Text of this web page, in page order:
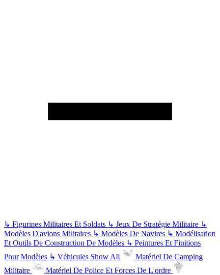
↳ Figurines Militaires Et Soldats ↳ Jeux De Stratégie Militaire ↳
Modèles D'avions Militaires ↳ Modèles De Navires ↳ Modélisation
Et Outils De Construction De Modèles ↳ Peintures Et Finitions
Pour Modèles ↳ Véhicules Show All
Matériel De Camping
Militaire
Matériel De Police Et Forces De L'ordre